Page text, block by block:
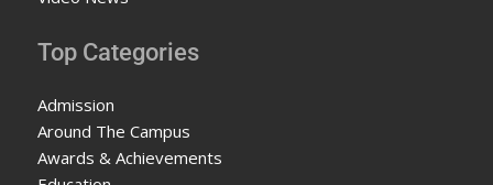
Top Categories
Admission
Around The Campus
Awards & Achievements